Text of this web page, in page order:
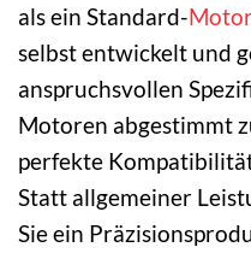
als ein Standard-
selbst entwickelt und
anspruchsvollen
Motoren abgestimmt
perfekte
Statt allgemeiner
Sie ein